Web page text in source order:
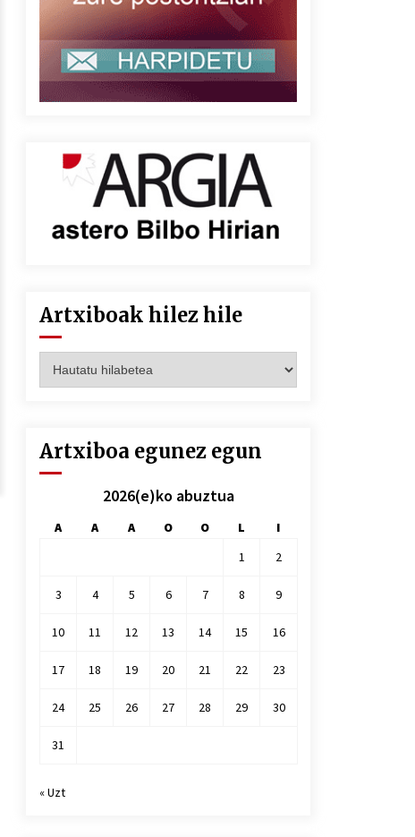
Artxiboak hilez hile
hilez
Artxiboa egunez egun
2026(e)ko abuztua
A A A O O L
I
1
2
3 4 5 6 7 8 9
10 11 12 13 14 15 16
17 18 19 20 21 22 23
24 25 26 27 28 29 30
31
« Uzt